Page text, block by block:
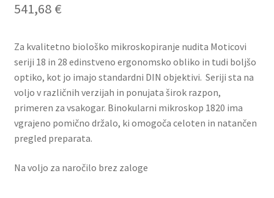
541,68 €
Za kvalitetno biološko mikroskopiranje nudita Moticovi
seriji 18 in 28 edinstveno ergonomsko obliko in tudi boljšo
optiko, kot jo imajo standardni DIN objektivi. Seriji sta na
voljo v različnih verzijah in ponujata širok razpon,
primeren za vsakogar. Binokularni mikroskop 1820 ima
vgrajeno pomično držalo, ki omogoča celoten in natančen
pregled preparata.
Na voljo za naročilo brez zaloge